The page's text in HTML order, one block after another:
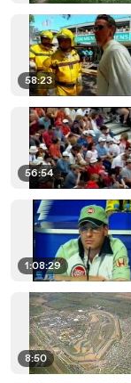
58:23
56:54
1:08:29
8:50